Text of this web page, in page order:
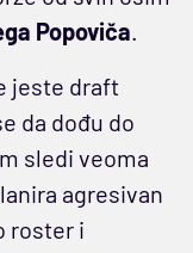
Popoviča.
jeste draft
da dođu do
sledi veoma
agresivan
roster i